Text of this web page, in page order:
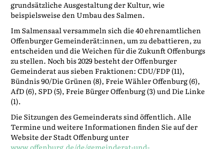
grundsätzliche Ausgestaltung der Kultur, wie
beispielsweise den Umbau des Salmen.
Im Salmensaal versammeln sich die 40 ehrenamtlichen
Offenburger Gemeinderät:innen, um zu debattieren, zu
entscheiden und die Weichen für die Zukunft Offenburgs
zu stellen. Noch bis 2029 besteht der Offenburger
Gemeinderat aus sieben Fraktionen: CDU/FDP (11),
Bündnis 90/Die Grünen (8), Freie Wähler Offenburg (6),
AfD (6), SPD (5), Freie Bürger Offenburg (3) und Die Linke
(1).
Die Sitzungen des Gemeinderats sind öffentlich. Alle
Termine und weitere Informationen finden Sie auf der
Website der Stadt Offenburg unter
www.offenburg.de/de/gemeinderat-und-